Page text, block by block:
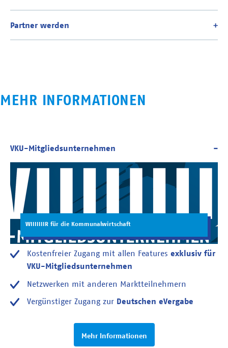
MEHR INFORMATIONEN
WIIIIIIIR für die Kommunalwirtschaft
Kostenfreier Zugang mit allen Features exklusiv für
VKU-Mitgliedsunternehmen
Netzwerken mit anderen Marktteilnehmern
Vergünstiger Zugang zur Deutschen eVergabe
Mehr Informationen